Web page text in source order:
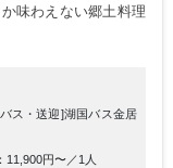
味わえない郷土料理
ス・送迎]湖国バス金居
円〜／1人